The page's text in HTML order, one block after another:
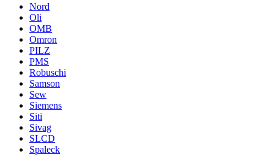
Nord
Oli
OMB
Omron
PILZ
PMS
Robuschi
Samson
Sew
Siemens
Siti
Sivag
SLCD
Spaleck